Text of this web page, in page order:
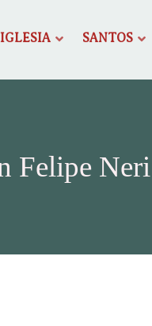
IGLESIA SANTOS
Felipe